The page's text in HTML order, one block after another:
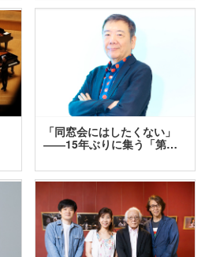
「同窓会にはしたくない」
――15年ぶりに集う「第…